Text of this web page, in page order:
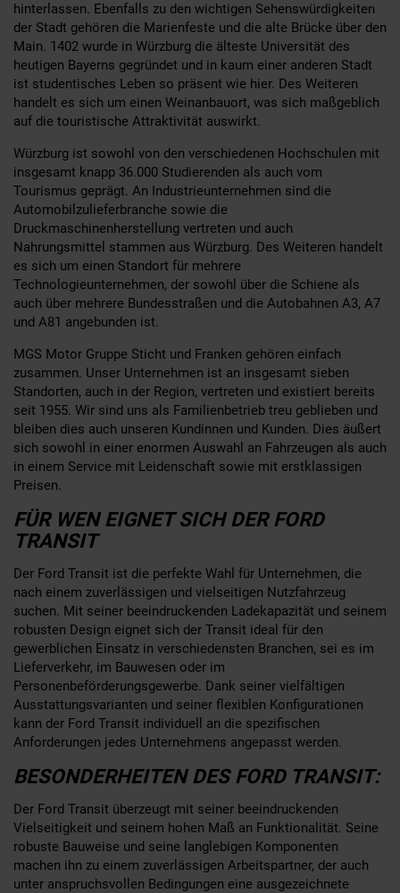
hinterlassen. Ebenfalls zu den wichtigen Sehenswürdigkeiten
der Stadt gehören die Marienfeste und die alte Brücke über den
Main. 1402 wurde in Würzburg die älteste Universität des
heutigen Bayerns gegründet und in kaum einer anderen Stadt
ist studentisches Leben so präsent wie hier. Des Weiteren
handelt es sich um einen Weinanbauort, was sich maßgeblich
auf die touristische Attraktivität auswirkt.
Würzburg ist sowohl von den verschiedenen Hochschulen mit
insgesamt knapp 36.000 Studierenden als auch vom
Tourismus geprägt. An Industrieunternehmen sind die
Automobilzulieferbranche sowie die
Druckmaschinenherstellung vertreten und auch
Nahrungsmittel stammen aus Würzburg. Des Weiteren handelt
es sich um einen Standort für mehrere
Technologieunternehmen, der sowohl über die Schiene als
auch über mehrere Bundesstraßen und die Autobahnen A3, A7
und A81 angebunden ist.
MGS Motor Gruppe Sticht und Franken gehören einfach
zusammen. Unser Unternehmen ist an insgesamt sieben
Standorten, auch in der Region, vertreten und existiert bereits
seit 1955. Wir sind uns als Familienbetrieb treu geblieben und
bleiben dies auch unseren Kundinnen und Kunden. Dies äußert
sich sowohl in einer enormen Auswahl an Fahrzeugen als auch
in einem Service mit Leidenschaft sowie mit erstklassigen
Preisen.
FÜR WEN EIGNET SICH DER FORD
TRANSIT
Der Ford Transit ist die perfekte Wahl für Unternehmen, die
nach einem zuverlässigen und vielseitigen Nutzfahrzeug
suchen. Mit seiner beeindruckenden Ladekapazität und seinem
robusten Design eignet sich der Transit ideal für den
gewerblichen Einsatz in verschiedensten Branchen, sei es im
Lieferverkehr, im Bauwesen oder im
Personenbeförderungsgewerbe. Dank seiner vielfältigen
Ausstattungsvarianten und seiner flexiblen Konfigurationen
kann der Ford Transit individuell an die spezifischen
Anforderungen jedes Unternehmens angepasst werden.
BESONDERHEITEN DES FORD TRANSIT:
Der Ford Transit überzeugt mit seiner beeindruckenden
Vielseitigkeit und seinem hohen Maß an Funktionalität. Seine
robuste Bauweise und seine langlebigen Komponenten
machen ihn zu einem zuverlässigen Arbeitspartner, der auch
unter anspruchsvollen Bedingungen eine ausgezeichnete